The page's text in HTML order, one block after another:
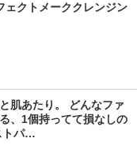
ェクトメーククレンジン
肌あたり。 どんなファ
、1個持ってて損なしの
トパ…